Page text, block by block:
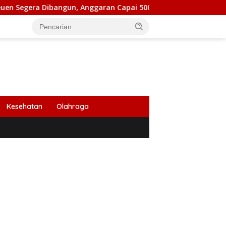
Dibangun, Anggaran Capai 500 M
Kesehatan Olahraga